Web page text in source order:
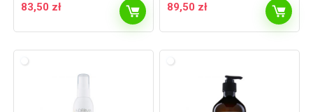
83,50 zł 89,50 zł